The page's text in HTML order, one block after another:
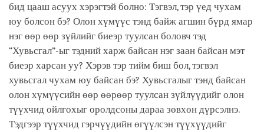
бид цааш асуух хэрэгтэй болно: Тэгвэл, тэр үед чухам
юу болсон бэ? Олон хүмүүс тэнд байж агшин бүрд ямар
нэг өөр өөр зүйлийг биеэр туулсан боловч тэд
“Хувьсгал”-ыг тэдний харж байсан нэг заан байсан мэт
биеэр харсан уу? Хэрэв тэр тийм биш бол, тэгвэл
хувьсгал чухам юу байсан бэ? Хувьсгалыг тэнд байсан
олон хүмүүсийн өөр өөрөөр туулсан зүйлүүдийг олон
түүхчид ойлгохыг оролдсоны дараа зөвхөн дүрсэлнэ.
Тэдгээр түүхчид гэрчүүдийн өгүүлсэн түүхүүдийг